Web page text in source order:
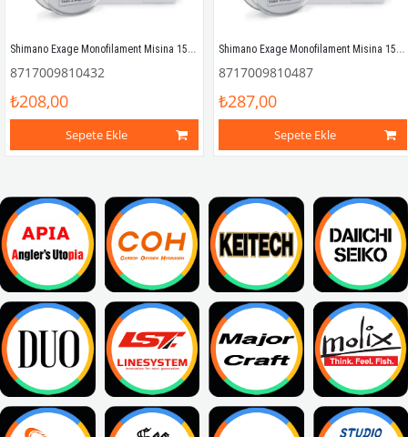
Shimano Exage Monofilament Misina 150mt 0.18mm 2.90kg
8717009810432
₺208,00
Sepete Ekle
Shimano Exage Monofilament Misina 150mt 0.35mm 10.40kg
8717009810487
₺287,00
Sepete Ekle